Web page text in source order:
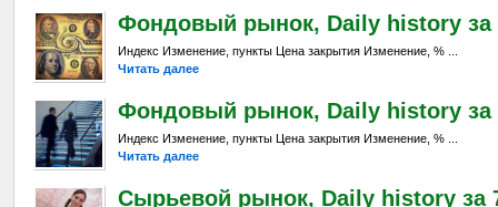
Фондовый рынок, Daily history за
Индекс Изменение, пункты Цена закрытия Изменение, % ...
Читать далее
Фондовый рынок, Daily history за
Индекс Изменение, пункты Цена закрытия Изменение, % ...
Читать далее
Сырьевой рынок, Daily history за